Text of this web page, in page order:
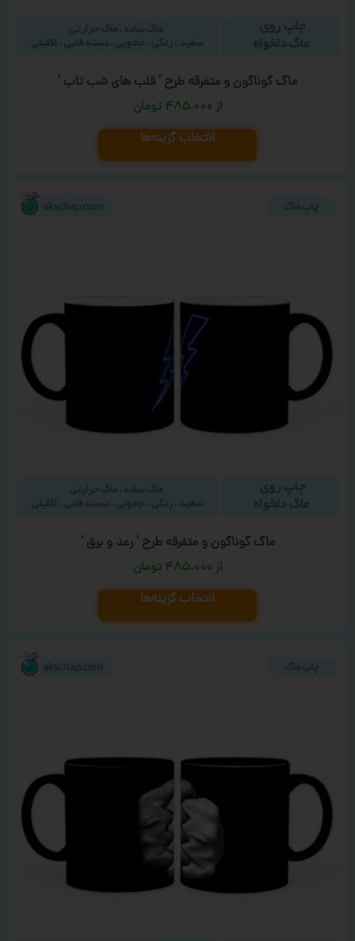
ماگ گوناگون و متفرقه طرح ‘ قلب های شب تاب ‘
۴۸۵,۰۰۰ تومان
انتخاب گزینه‌ها
ماگ گوناگون و متفرقه طرح ‘ رعد و برق ‘
۴۸۵,۰۰۰ تومان
انتخاب گزینه‌ها